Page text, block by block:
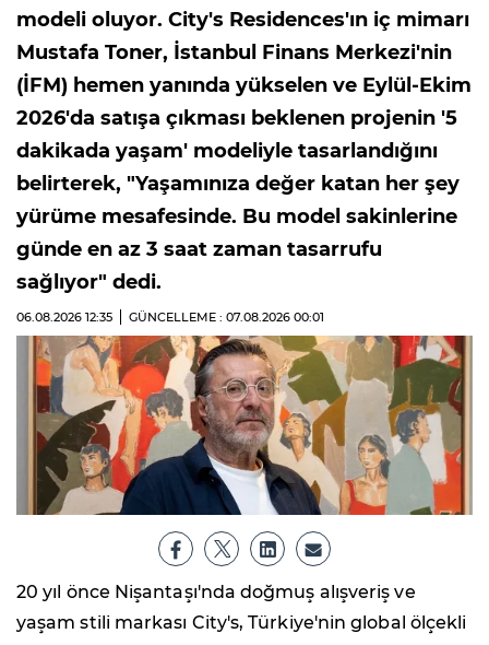
modeli oluyor. City's Residences'ın iç mimarı
Mustafa Toner, İstanbul Finans Merkezi'nin
(İFM) hemen yanında yükselen ve Eylül-Ekim
2026'da satışa çıkması beklenen projenin '5
dakikada yaşam' modeliyle tasarlandığını
belirterek, "Yaşamınıza değer katan her şey
yürüme mesafesinde. Bu model sakinlerine
günde en az 3 saat zaman tasarrufu
sağlıyor" dedi.
06.08.2026 12:35 GÜNCELLEME : 07.08.2026 00:01
20 yıl önce Nişantaşı'nda doğmuş alışveriş ve
yaşam stili markası City's, Türkiye'nin global ölçekli